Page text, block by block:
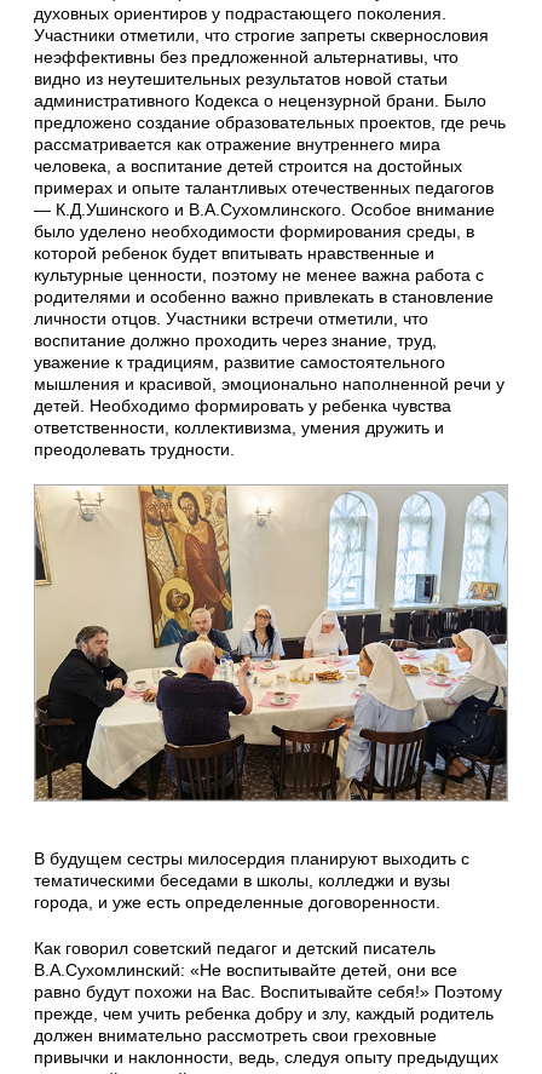
духовных ориентиров у подрастающего поколения.
Участники отметили, что строгие запреты сквернословия
неэффективны без предложенной альтернативы, что
видно из неутешительных результатов новой статьи
административного Кодекса о нецензурной брани. Было
предложено создание образовательных проектов, где речь
рассматривается как отражение внутреннего мира
человека, а воспитание детей строится на достойных
примерах и опыте талантливых отечественных педагогов
— К.Д.Ушинского и В.А.Сухомлинского. Особое внимание
было уделено необходимости формирования среды, в
которой ребенок будет впитывать нравственные и
культурные ценности, поэтому не менее важна работа с
родителями и особенно важно привлекать в становление
личности отцов. Участники встречи отметили, что
воспитание должно проходить через знание, труд,
уважение к традициям, развитие самостоятельного
мышления и красивой, эмоционально наполненной речи у
детей. Необходимо формировать у ребенка чувства
ответственности, коллективизма, умения дружить и
преодолевать трудности.
В будущем сестры милосердия планируют выходить с
тематическими беседами в школы, колледжи и вузы
города, и уже есть определенные договоренности.
Как говорил советский педагог и детский писатель
В.А.Сухомлинский: «Не воспитывайте детей, они все
равно будут похожи на Вас. Воспитывайте себя!» Поэтому
прежде, чем учить ребенка добру и злу, каждый родитель
должен внимательно рассмотреть свои греховные
привычки и наклонности, ведь, следуя опыту предыдущих